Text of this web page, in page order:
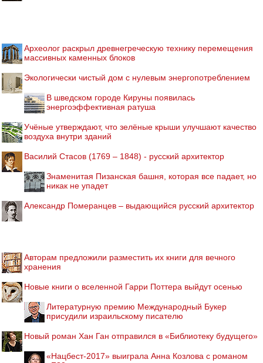
Археолог раскрыл древнегреческую технику перемещения
массивных каменных блоков
Экологически чистый дом с нулевым энергопотреблением
В шведском городе Кируны появилась
энергоэффективная ратуша
Учёные утверждают, что зелёные крыши улучшают качество
воздуха внутри зданий
Василий Стасов (1769 – 1848) - русский архитектор
Знаменитая Пизанская башня, которая все падает, но
никак не упадет
Александр Померанцев – выдающийся русский архитектор
Авторам предложили разместить их книги для вечного
хранения
Новые книги о вселенной Гарри Поттера выйдут осенью
Литературную премию Международный Букер
присудили израильскому писателю
Новый роман Хан Ган отправился в «Библиотеку будущего»
«Нацбест-2017» выиграла Анна Козлова с романом